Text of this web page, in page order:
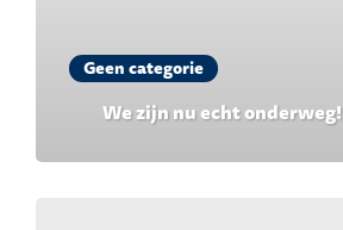
Geen categorie
We zijn nu echt onderweg!